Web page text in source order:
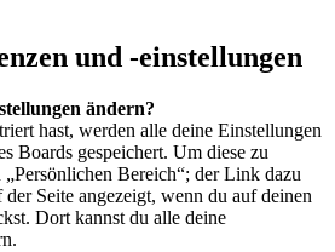
und -einstellungen
ändern?
hast, werden alle deine Einstellungen
Boards gespeichert. Um diese zu
„Persönlichen Bereich“; der Link dazu
Seite angezeigt, wenn du auf deinen
Dort kannst du alle deine